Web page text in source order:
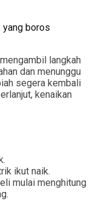
boros
langkah
dan menunggu
segera kembali
kenaikan
ikut naik.
mulai menghitung